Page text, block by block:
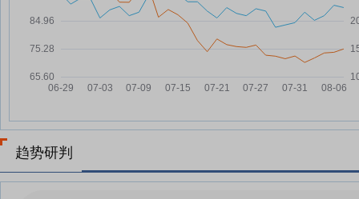
7月基金回撤炸锅：TOP10最大回
撤均超45％ 4只第一重仓都是兆易
07-31
06-22
趋势研判